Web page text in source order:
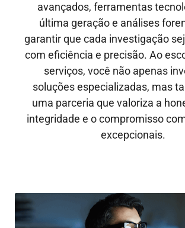
avançados, ferramentas
última geração e análises
garantir que cada investigação
com eficiência e precisão. Ao
serviços, você não apenas
soluções especializadas, mas
uma parceria que valoriza a
integridade e o compromisso
excepcionais.